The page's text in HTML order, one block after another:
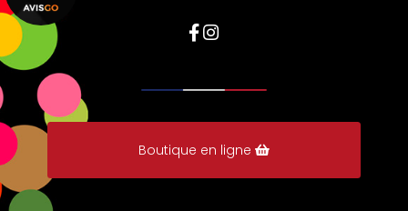
Boutique en ligne
Voir le certificat